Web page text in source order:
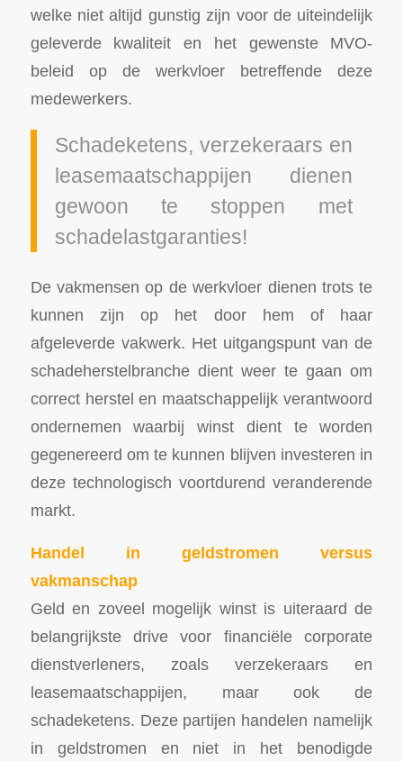
welke niet altijd gunstig zijn voor de uiteindelijk
geleverde kwaliteit en het gewenste MVO-
beleid op de werkvloer betreffende deze
medewerkers.
Schadeketens, verzekeraars en
leasemaatschappijen dienen
gewoon te stoppen met
schadelastgaranties!
De vakmensen op de werkvloer dienen trots te
kunnen zijn op het door hem of haar
afgeleverde vakwerk. Het uitgangspunt van de
schadeherstelbranche dient weer te gaan om
correct herstel en maatschappelijk verantwoord
ondernemen waarbij winst dient te worden
gegenereerd om te kunnen blijven investeren in
deze technologisch voortdurend veranderende
markt.
Handel in geldstromen versus
vakmanschap
Geld en zoveel mogelijk winst is uiteraard de
belangrijkste drive voor financiële corporate
dienstverleners, zoals verzekeraars en
leasemaatschappijen, maar ook de
schadeketens. Deze partijen handelen namelijk
in geldstromen en niet in het benodigde